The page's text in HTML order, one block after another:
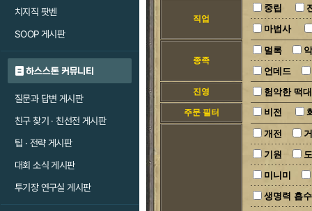
치지직 팟벤
SOOP 게시판
하스스톤 커뮤니티
질문과 답변 게시판
친구 찾기 · 친선전 게시판
팁 · 전략 게시판
대회 소식 게시판
투기장 연구실 게시판
직업
중립
마법사
종족
멀록
언데드
진영 험악한 떡
주문 필터 비전
개전
기원
미니미
생명력 흡수